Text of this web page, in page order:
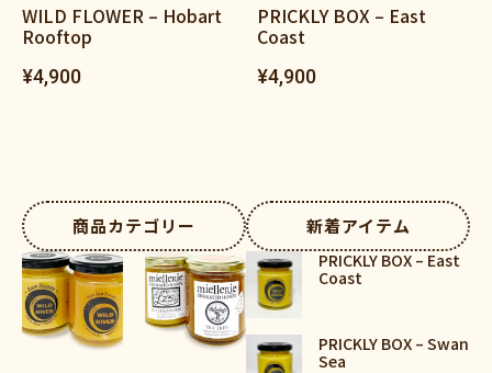
WILD FLOWER – Hobart
Rooftop
¥4,900
PRICKLY BOX – East
Coast
¥4,900
商品カテゴリー 新着アイテム
PRICKLY BOX – East
Coast
PRICKLY BOX – Swan
Sea